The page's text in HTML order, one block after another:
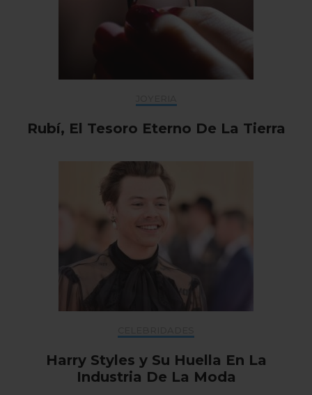
Rubí, El Tesoro Eterno De La Tierra
Harry Styles y Su Huella En La
Industria De La Moda